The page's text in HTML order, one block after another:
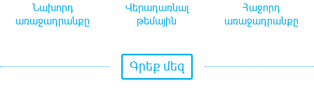
Նախորդ
առաջադրանքը
Վերադառնալ
թեմային
Հաջորդ
առաջադրանքը
Գրեք մեզ